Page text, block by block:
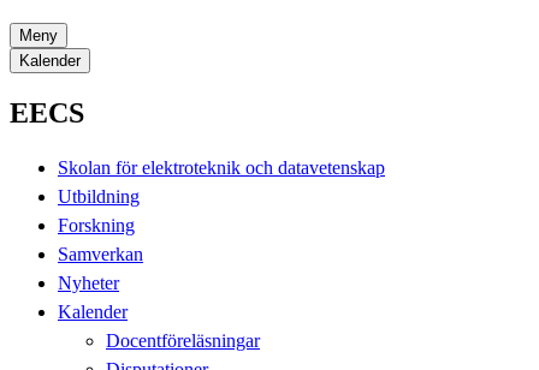
Meny
Kalender
EECS
Skolan för elektroteknik och datavetenskap
Utbildning
Forskning
Samverkan
Nyheter
Kalender
Docentföreläsningar